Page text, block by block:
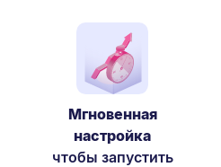
Мгновенная
настройка
чтобы запустить